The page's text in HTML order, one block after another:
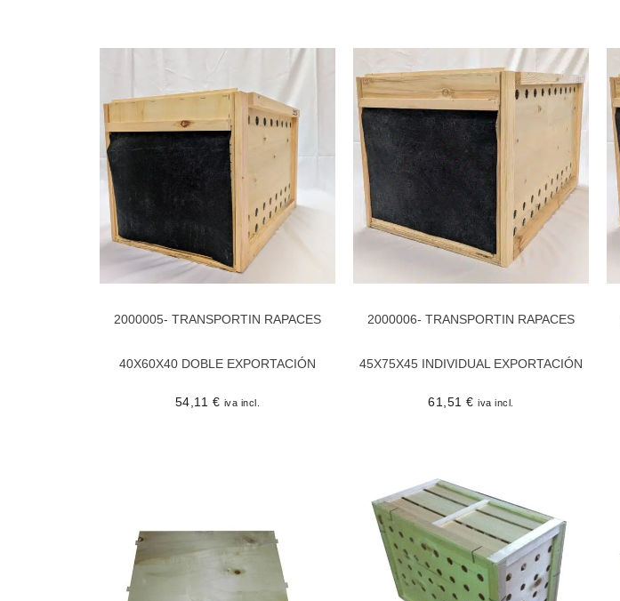
2000005- TRANSPORTIN RAPACES
40X60X40 DOBLE EXPORTACIÓN
54,11 € iva incl.
2000006- TRANSPORTIN RAPACES
45X75X45 INDIVIDUAL EXPORTACIÓN
61,51€ iva incl.